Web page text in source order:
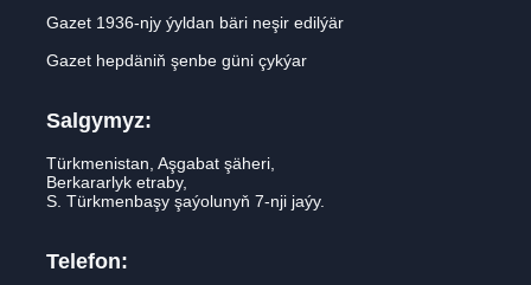
Gazet 1936-njy ýyldan bäri neşir edilýär
Gazet hepdäniň şenbe güni çykýar
Salgymyz:
Türkmenistan, Aşgabat şäheri,
Berkararlyk etraby,
S. Türkmenbaşy şaýolunyň 7-nji jaýy.
Telefon: